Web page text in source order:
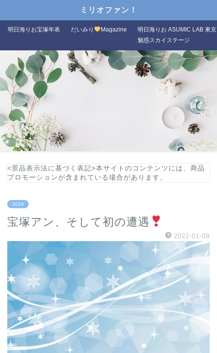
ミリオファン！
明日海りお宝塚年表 だいみり Magazine
明日海りお ASUMIC LAB 東京
魅惑スカイステージ
<景品表示法に基づく表記>本サイトのコンテンツには、商品
プロモーションが含まれている場合があります。
2019
宝塚アン、そして初の遭遇
2022-01-09